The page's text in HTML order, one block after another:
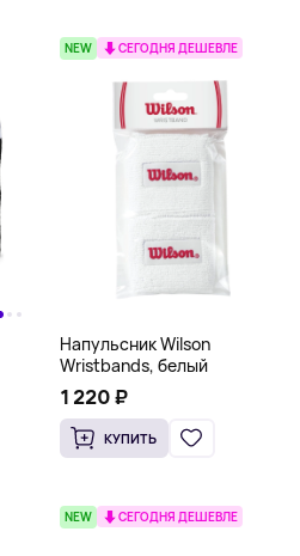
NEW СЕГОДНЯ ДЕШЕВЛЕ
Напульсник Wilson
Wristbands, белый
1 220 ₽
КУПИТЬ
NEW СЕГОДНЯ ДЕШЕВЛЕ